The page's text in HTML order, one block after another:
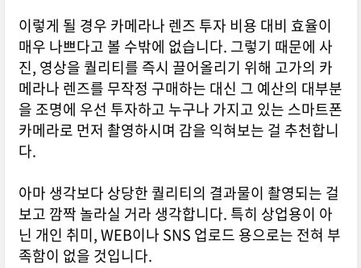
이렇게 될 경우 카메라나 렌즈 투자 비용 대비 효율이
매우 나쁘다고 볼 수밖에 없습니다. 그렇기 때문에 사
진, 영상을 퀄리티를 즉시 끌어올리기 위해 고가의 카
메라나 렌즈를 무작정 구매하는 대신 그 예산의 대부분
을 조명에 우선 투자하고 누구나 가지고 있는 스마트폰
카메라로 먼저 촬영하시며 감을 익혀보는 걸 추천합니
다.
아마 생각보다 상당한 퀄리티의 결과물이 촬영되는 걸
보고 깜짝 놀라실 거라 생각합니다. 특히 상업용이 아
닌 개인 취미, WEB이나 SNS 업로드 용으로는 전혀 부
족함이 없을 것입니다.